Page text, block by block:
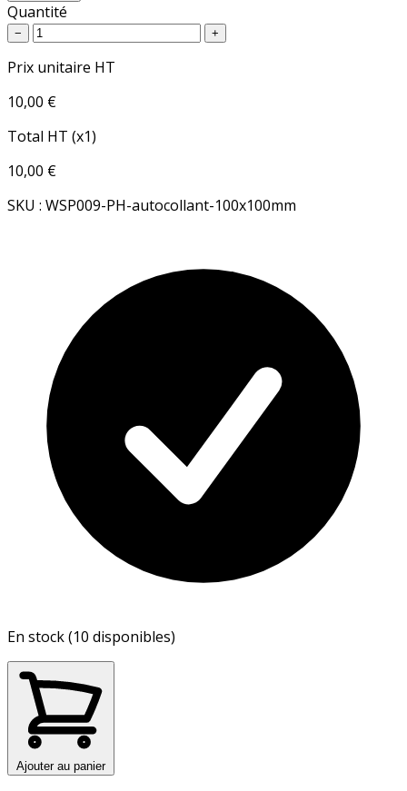
Quantité
− +
Prix unitaire HT
10,00 €
Total HT (x1)
10,00 €
SKU : WSP009-PH-autocollant-100x100mm
En stock (10 disponibles)
Ajouter au panier